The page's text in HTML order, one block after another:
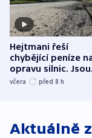
Hejtmani řeší
chybějící peníze
opravu silnic. Jsou
nenárokové,
včera před 8 h
Aktuálně